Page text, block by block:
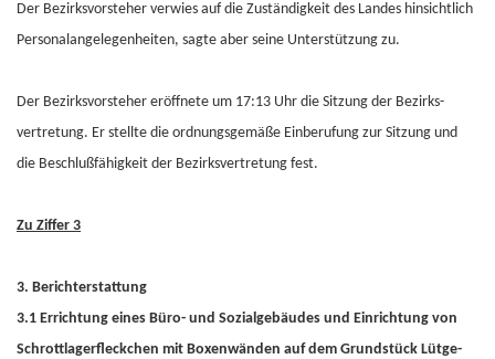
Der Bezirksvorsteher verwies auf die Zuständigkeit des Landes hinsichtlich
Personalangelegenheiten, sagte aber seine Unterstützung zu.
Der Bezirksvorsteher eröffnete um 17:13 Uhr die Sitzung der Bezirks-
vertretung. Er stellte die ordnungsgemäße Einberufung zur Sitzung und
die Beschlußfähigkeit der Bezirksvertretung fest.
Zu Ziffer 3
3. Berichterstattung
3.1 Errichtung eines Büro- und Sozialgebäudes und Einrichtung von
Schrottlagerfleckchen mit Boxenwänden auf dem Grundstück Lütge-